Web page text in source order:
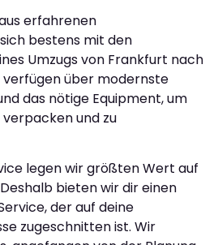
erfahrenen
bestens mit den
Umzugs von Frankfurt nach
verfügen über modernste
das nötige Equipment, um
und zu
legen wir größten Wert auf
bieten wir dir einen
der auf deine
zugeschnitten ist. Wir